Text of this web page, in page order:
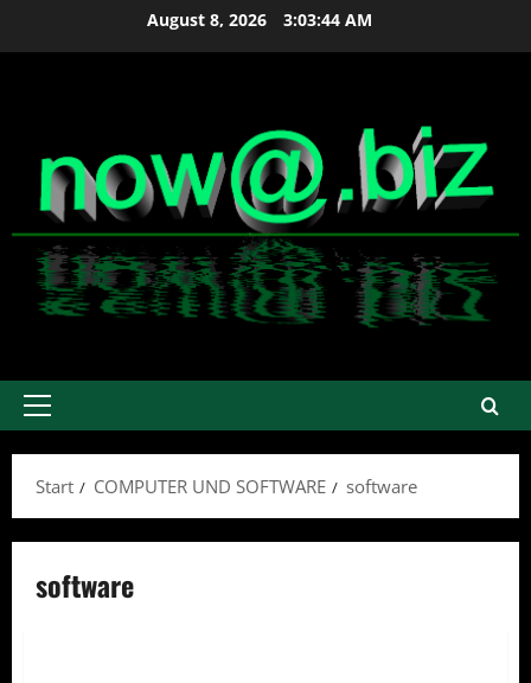
August 8, 2026 3:03:44 AM
Primäres
Start
COMPUTER UND SOFTWARE software
software